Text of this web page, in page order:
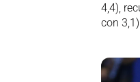
4,4),
con